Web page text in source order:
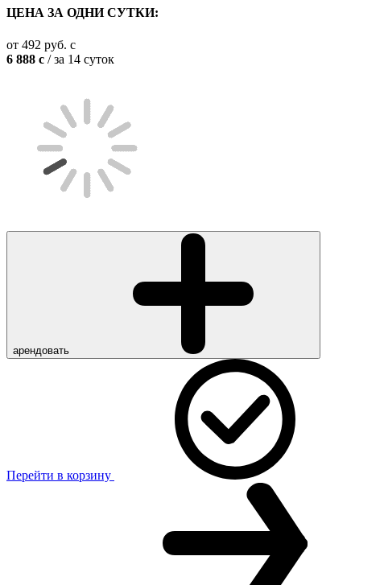
ЦЕНА ЗА ОДНИ СУТКИ:
от 492 руб. c
6 888 c / за 14 суток
арендовать
Перейти в корзину